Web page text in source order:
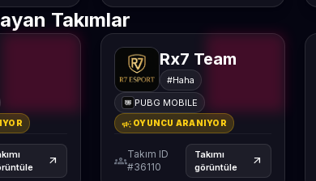
Takımlar
arrow_outward
Rx7 Team
#Haha
PUBG MOBILE
campaignOYUNCU ARANIYOR
groupsTakım ID
#36110
Takımı
görüntüle
arrow_outward